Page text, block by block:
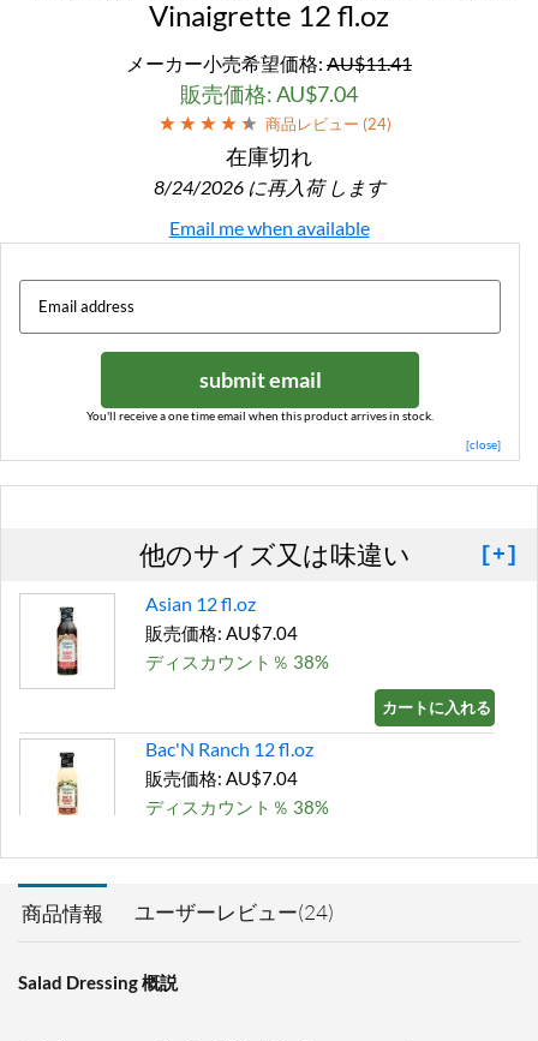
Vinaigrette 12 fl.oz
メーカー小売希望価格: AU$11.41
販売価格: AU$7.04
商品レビュー (24)
在庫切れ
8/24/2026 に再入荷 します
Email me when available
submit email
You'll receive a one time email when this product arrives in stock.
[close]
他のサイズ又は味違い [+]
Asian 12 fl.oz
販売価格: AU$7.04
ディスカウント％ 38%
カートに入れる »
Bac'N Ranch 12 fl.oz
販売価格: AU$7.04
ディスカウント％ 38%
販売価格: AU$7.04
商品情報 ユーザーレビュー(24)
Salad Dressing 概説